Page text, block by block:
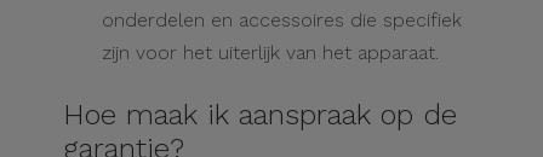
onderdelen en accessoires die specifiek
zijn voor het uiterlijk van het apparaat.
Hoe maak ik aanspraak op de
garantie?